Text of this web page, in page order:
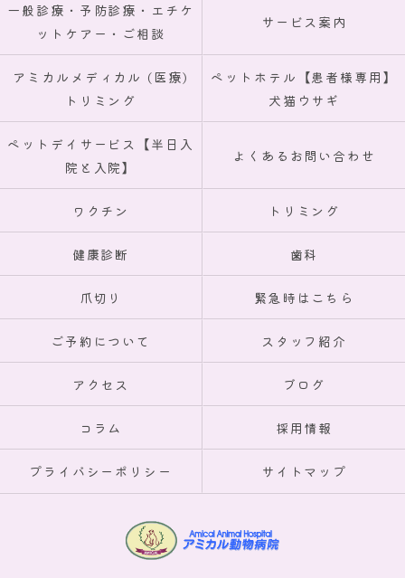
一般診療・予防診療・エチケ
ットケアー・ご相談
サービス案内
アミカルメディカル (医療)
トリミング
ペットホテル【患者様専用】
犬猫ウサギ
ペットデイサービス【半日入
院と入院】
よくあるお問い合わせ
ワクチン トリミング
健康診断 歯科
爪切り 緊急時はこちら
ご予約について スタッフ紹介
アクセス ブログ
コラム 採用情報
プライバシーポリシー サイトマップ